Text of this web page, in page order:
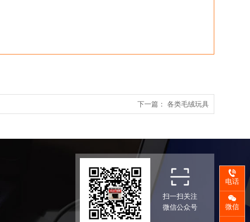
下一篇： 各类毛绒玩具
扫一扫关注
微信公众号
电话
微信